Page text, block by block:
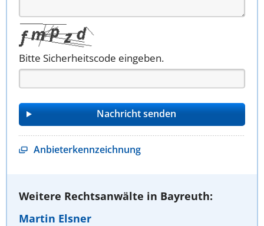
Bitte Sicherheitscode eingeben.
Anbieterkennzeichnung
Weitere Rechtsanwälte in Bayreuth:
Martin Elsner